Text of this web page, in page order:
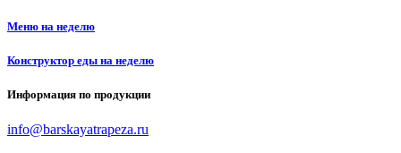
Меню на неделю
Конструктор еды на неделю
Информация по продукции
info@barskayatrapeza.ru